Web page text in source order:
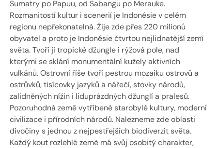
Sumatry po Papuu, od Sabangu po Merauke.
Rozmanitostí kultur i scenerií je Indonésie v celém
regionu nepřekonatelná. Žije zde přes 220 milionů
obyvatel a proto je Indonésie čtvrtou nejlidnatější zemí
světa. Tvoří ji tropické džungle i rýžová pole, nad
kterými se sklání monumentální kužely aktivních
vulkánů. Ostrovní říše tvoří pestrou mozaiku ostrovů a
ostrůvků, tisícovky jazyků a nářečí, stovky národů,
zalidněných nížin i liduprázdných džunglí a pralesů.
Pozoruhodná země vytříbené starobylé kultury, moderní
civilizace i přírodních národů. Nalezneme zde oblasti
divočiny s jednou z nejpestřejších biodiverzit světa.
Každý kout rozlehlé země má svůj osobitý charakter,